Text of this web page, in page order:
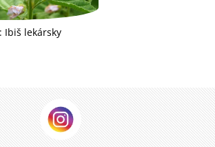
Ibiš lekársky